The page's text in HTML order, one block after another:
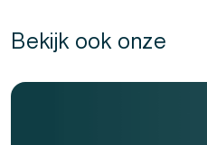
Bekijk ook onze